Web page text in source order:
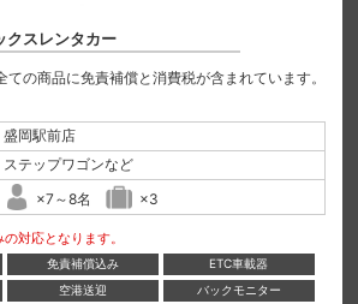
クスレンタカー
の商品に免責補償と消費税が含まれています。
盛岡駅前店
ステップワゴンなど
×7～8名 ×3
対応となります。
免責補償込み
ETC車載器
空港送迎
バックモニター